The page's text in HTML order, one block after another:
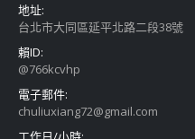
地址:
台北市大同區延平北路二段38號
賴ID:
@766kcvhp
電子郵件:
chuliuxiang72@gmail.com